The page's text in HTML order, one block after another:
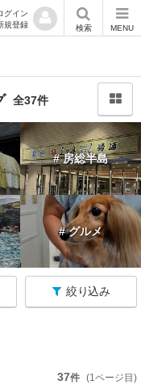
グイン
規登録
検索 MENU
全37件
# 房総半島
# グルメ
絞り込み
37件 (1ページ目)